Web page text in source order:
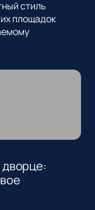
стиль
площадок